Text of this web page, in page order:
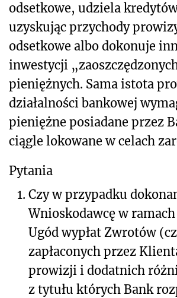
odsetkowe, udziela
uzyskując przychody
odsetkowe albo dokonuje
inwestycji
pieniężnych. Sama istota
działalności bankowej
pieniężne posiadane przez
ciągle lokowane w celach
Pytania
1. Czy w przypadku
Wnioskodawcę w
Ugód wypłat Zwrotów
zapłaconych przez
prowizji i dodatnich
z tytułu których Bank